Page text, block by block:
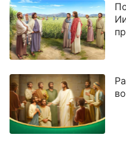
Вам очень повезло
Нажмите на